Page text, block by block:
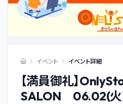
イベント イベント詳細
【満員御礼】
SALON 06.02(